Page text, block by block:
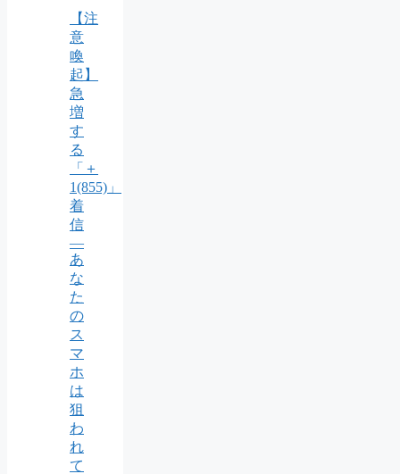
【注
意
喚
起】
急
増
す
る
「＋
1(855)」
着
信
―
あ
な
た
の
ス
マ
ホ
は
狙
わ
れ
て